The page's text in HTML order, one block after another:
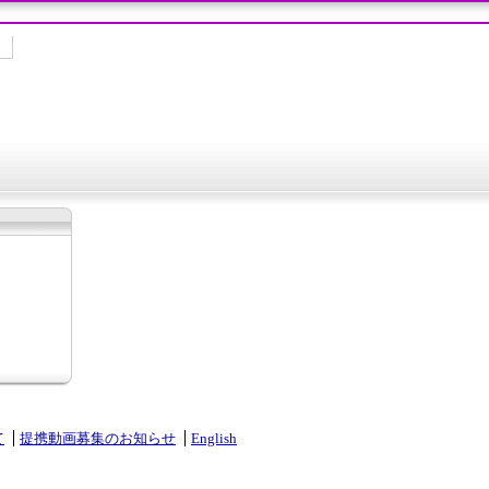
提携動画募集のお知らせ English